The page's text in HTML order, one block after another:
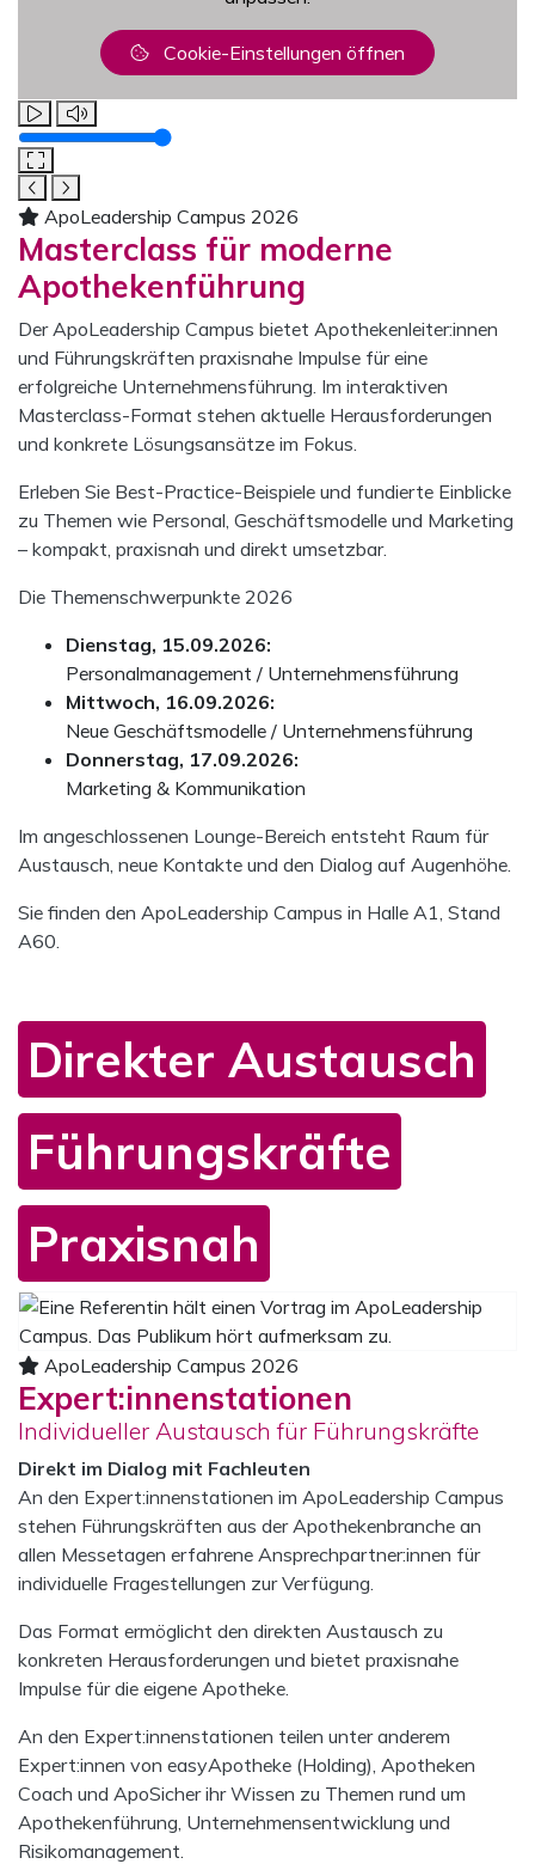
Cookie-Einstellungen öffnen
Lautstärke
ApoLeadership Campus 2026
Masterclass für moderne
Apothekenführung
Der ApoLeadership Campus bietet Apothekenleiter:innen
und Führungskräften praxisnahe Impulse für eine
erfolgreiche Unternehmensführung. Im interaktiven
Masterclass-Format stehen aktuelle Herausforderungen
und konkrete Lösungsansätze im Fokus.
Erleben Sie Best-Practice-Beispiele und fundierte Einblicke
zu Themen wie Personal, Geschäftsmodelle und Marketing
– kompakt, praxisnah und direkt umsetzbar.
Die Themenschwerpunkte 2026
Dienstag, 15.09.2026:
Personalmanagement / Unternehmensführung
Mittwoch, 16.09.2026:
Neue Geschäftsmodelle / Unternehmensführung
Donnerstag, 17.09.2026:
Marketing & Kommunikation
Im angeschlossenen Lounge-Bereich entsteht Raum für
Austausch, neue Kontakte und den Dialog auf Augenhöhe.
Sie finden den ApoLeadership Campus in Halle A1, Stand
A60.
Direkter Austausch
Führungskräfte
Praxisnah
Mediengalerie zum ApoLeadership Campus
Das Karussell enthält ein Video und sechs Bilder. Mit den
ApoLeadership Campus 2026
Expert:innenstationen
Individueller Austausch für Führungskräfte
Direkt im Dialog mit Fachleuten
An den Expert:innenstationen im ApoLeadership Campus
stehen Führungskräften aus der Apothekenbranche an
allen Messetagen erfahrene Ansprechpartner:innen für
individuelle Fragestellungen zur Verfügung.
Das Format ermöglicht den direkten Austausch zu
konkreten Herausforderungen und bietet praxisnahe
Impulse für die eigene Apotheke.
An den Expert:innenstationen teilen unter anderem
Expert:innen von easyApotheke (Holding), Apotheken
Coach und ApoSicher ihr Wissen zu Themen rund um
Apothekenführung, Unternehmensentwicklung und
Risikomanagement.